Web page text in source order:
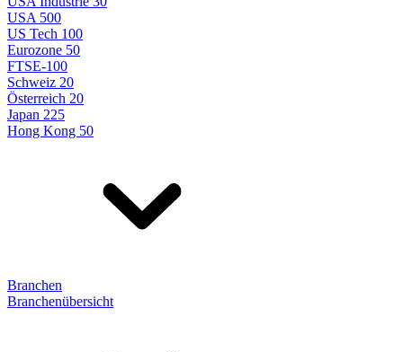
USA 500
US Tech 100
Eurozone 50
FTSE-100
Schweiz 20
Österreich 20
Japan 225
Hong Kong 50
Branchen
Branchenübersicht